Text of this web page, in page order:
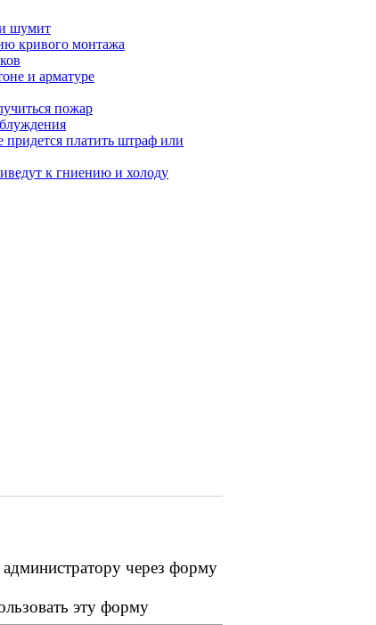
и шумит
кривого монтажа
и арматуре
пожар
платить штраф или
к гниению и холоду
через форму
эту форму